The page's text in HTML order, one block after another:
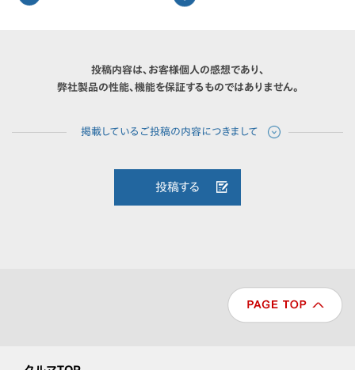
投稿内容は、お客様個人の感想であり、
弊社製品の性能、機能を保証するものではありません。
投稿する